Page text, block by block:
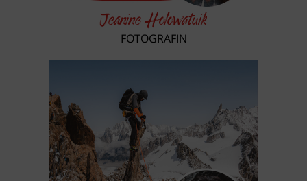
Jeanine Holowatuik
FOTOGRAFIN